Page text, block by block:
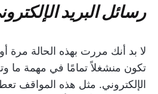
رسائل البريد
لا بد أنك مررت بهذه الحالة مرة
تكون منشغلاً تمامًا في مهمة ما
الإلكتروني. مثل هذه المواقف